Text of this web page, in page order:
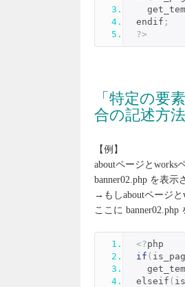
endif ;
?>
「特定の要
合の記述方法
【例】
aboutページとworks
banner02.php を表示
→もしaboutページと
ここに banner02.php
<?php
if (
elseif (